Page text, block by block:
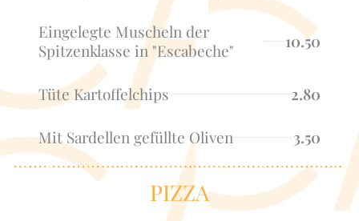
Eingelegte Muscheln der
Spitzenklasse in "Escabeche"
10.50
Tüte Kartoffelchips 2.80
Mit Sardellen gefüllte Oliven 3.50
PIZZA